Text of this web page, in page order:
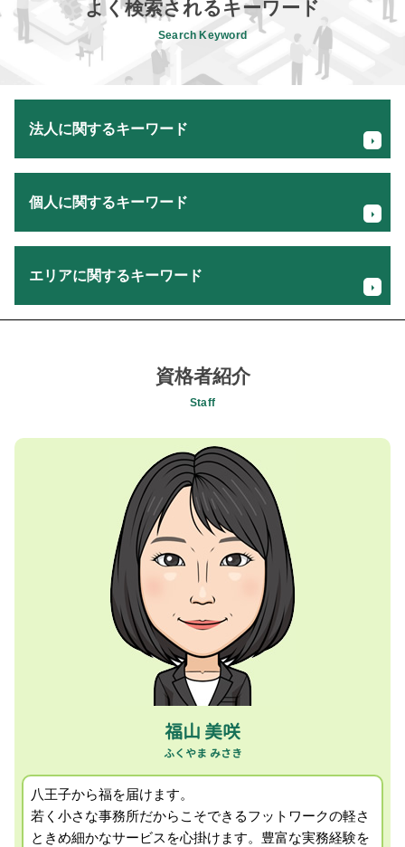
よく検索されるキーワード
Search Keyword
法人に関するキーワード
事業譲渡 株式 譲渡
従業員 承継
将来 キャッシュフロー
法人 メリット デメリット
財務 キャッシュフロー
後継者 育成 課題
役員 死亡 退職金
キャッシュフロー 相談
事業計画書 書き方 飲食店
株式会社 設立 費用
キャッシュフロー計算書 間接法
個人に関するキーワード
相続税 生前 贈与
相続税 無申告
確定申告 税理士 メリット
青色申告 メリット
小規模宅地 相続税
確定申告 必要書類
相続税 贈与税 対策
確定申告 しないとどうなる
法人化 タイミング
個人事業主 法人化 手続き
エリアに関するキーワード
経理担当者会計指導 税理士 相談 八王子市
会社設立支援 税理士 相談 町田市
経理担当者会計指導 税理士 相談 相模原市
融資サポート 税理士 相談 昭島市
セカンドオピニオン 税理士 相談 昭島市
税務顧問 税理士 相談 町田市
経営者所得税確定申告 税理士 相談 相模原市
記帳代行 税理士 相談 国立市
相続税申告 税理士 相談 町田市
税務顧問 税理士 相談 日野市
経営者の相続税対策 税理士 相談 国立市
セカンドオピニオン 税理士 相談 八王子市
経営者の相続税対策 税理士 相談 町田市
所得税確定申告 税理士 相談 昭島市
経営者の相続税対策 税理士 相談 八王子市
税務顧問 税理士 相談 相模原市
キャッシュフロー 税理士 相談 八王子市
資格者紹介
Staff
福山 美咲
八王子から福を届けます。
若く小さな事務所だからこそできるフットワークの軽さ
ときめ細かなサービスを心掛けます。 豊富な実務経験を